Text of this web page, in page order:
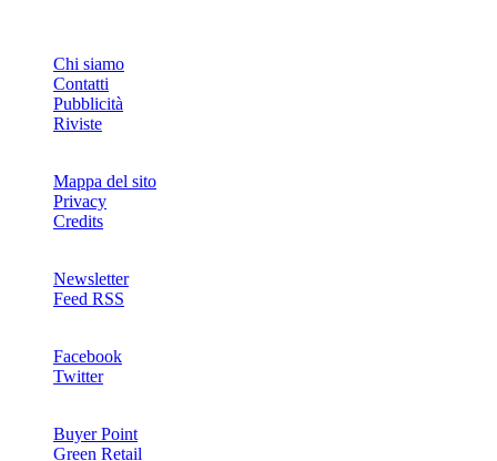
Chi siamo
Contatti
Pubblicità
Riviste
Mappa del sito
Privacy
Credits
Newsletter
Feed RSS
Facebook
Twitter
Buyer Point
Green Retail